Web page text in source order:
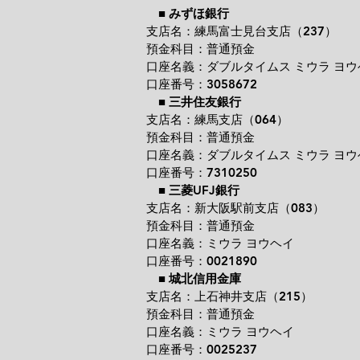
■ みずほ銀行
支店名：練馬富士見台支店（237）
預金科目：普通預金
口座名義：ダブルタイムス ミウラ ヨウ
口座番号：3058672
■ 三井住友銀行
支店名：練馬支店（064）
預金科目：普通預金
口座名義：ダブルタイムス ミウラ ヨウ
口座番号：7310250
■ 三菱UFJ銀行
支店名：新大阪駅前支店（083）
預金科目：普通預金
口座名義：ミウラ ヨウヘイ
口座番号：0021890
■ 城北信用金庫
支店名：上石神井支店（215）
預金科目：普通預金
口座名義：ミウラ ヨウヘイ
口座番号：0025237